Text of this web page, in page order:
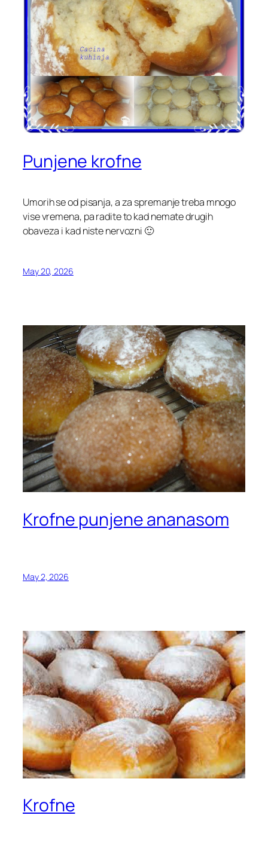
Punjene krofne
Umorih se od pisanja, a za spremanje treba mnogo
vise vremena, pa radite to kad nemate drugih
obaveza i kad niste nervozni 🙂
May 20, 2026
Krofne punjene ananasom
May 2, 2026
Krofne